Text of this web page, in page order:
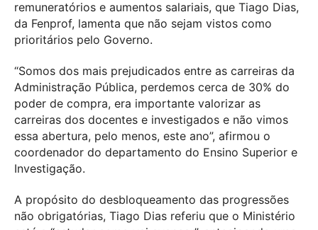
remuneratórios e aumentos salariais, que Tiago Dias,
da Fenprof, lamenta que não sejam vistos como
prioritários pelo Governo.
“Somos dos mais prejudicados entre as carreiras da
Administração Pública, perdemos cerca de 30% do
poder de compra, era importante valorizar as
carreiras dos docentes e investigados e não vimos
essa abertura, pelo menos, este ano”, afirmou o
coordenador do departamento do Ensino Superior e
Investigação.
A propósito do desbloqueamento das progressões
não obrigatórias, Tiago Dias referiu que o Ministério